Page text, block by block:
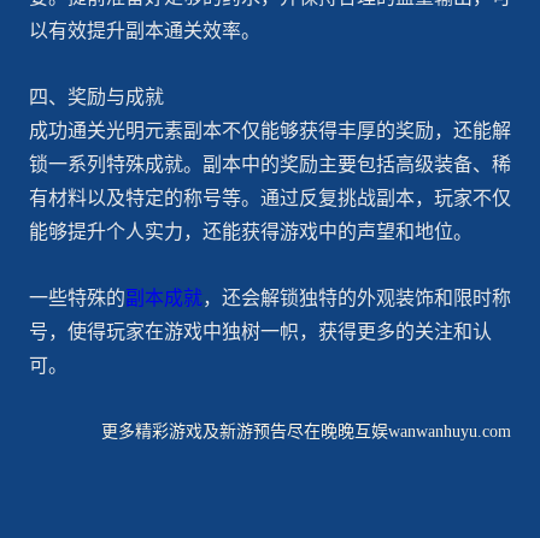
以有效提升副本通关效率。
四、奖励与成就
成功通关光明元素副本不仅能够获得丰厚的奖励，还能解
锁一系列特殊成就。副本中的奖励主要包括高级装备、稀
有材料以及特定的称号等。通过反复挑战副本，玩家不仅
能够提升个人实力，还能获得游戏中的声望和地位。
一些特殊的副本成就，还会解锁独特的外观装饰和限时称
号，使得玩家在游戏中独树一帜，获得更多的关注和认
可。
更多精彩游戏及新游预告尽在晚晚互娱wanwanhuyu.com